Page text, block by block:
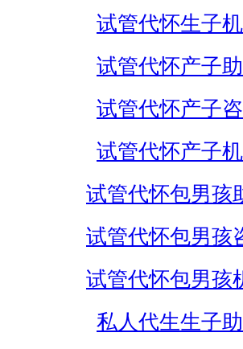
试管代怀生子
试管代怀产子
试管代怀产子
试管代怀产子
试管代怀包男孩
试管代怀包男孩
试管代怀包男孩
私人代生生子